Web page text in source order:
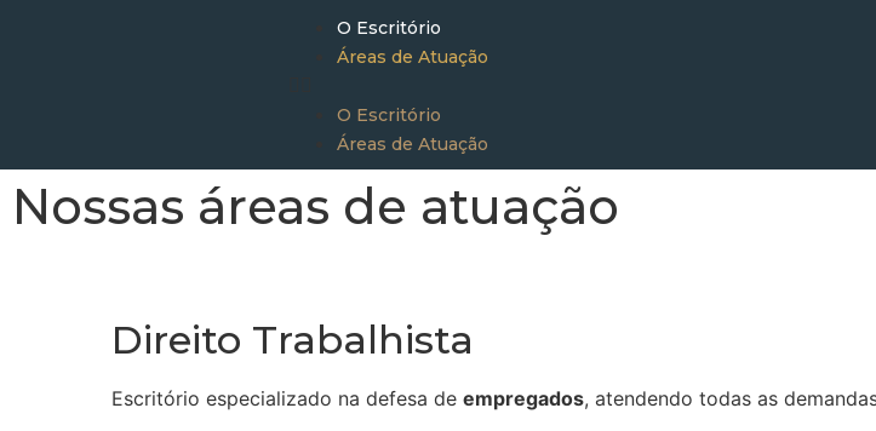
O Escritório
Áreas de Atuação
O Escritório
Áreas de Atuação
Nossas áreas de atuação
Direito Trabalhista
Escritório especializado na defesa de empregados, atendendo todas as